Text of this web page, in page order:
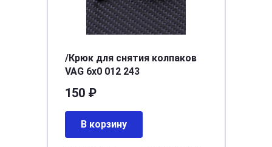
/Крюк для снятия колпаков
VAG 6x0 012 243
150 ₽
В корзину